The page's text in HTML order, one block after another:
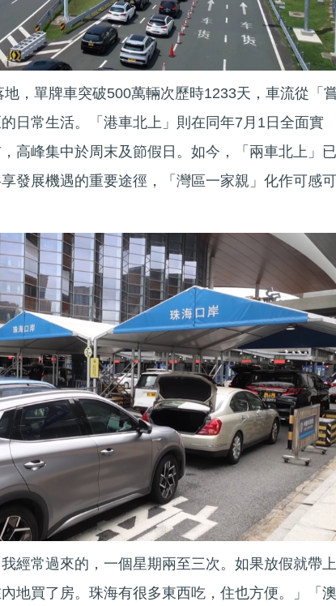
地，單牌車突破500萬輛次歷時1233天，車流從「
日常生活。「港車北上」則在同年7月1日全面實
高峰集中於周末及節假日。如今，「兩車北上」已
發展機遇的重要途徑，「灣區一家親」化作可感可
經常過來的，一個星期兩至三次。如果放假就帶上
地買了房。珠海有很多東西吃，住也方便。」「澳